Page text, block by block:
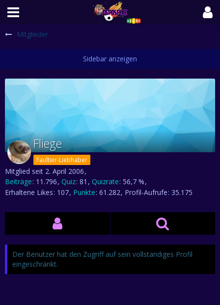
Mitglieder
Fliege
Faultier-Liebhaber
Mitglied seit 2. April 2006
Beiträge 11.796 Quiz 81 Quizrate 56,7 %
Erhaltene Likes 107 Punkte 61.282 Profil-Aufrufe 35.175
Der Benutzer hat den Zugriff auf sein vollständiges Profil
eingeschränkt.